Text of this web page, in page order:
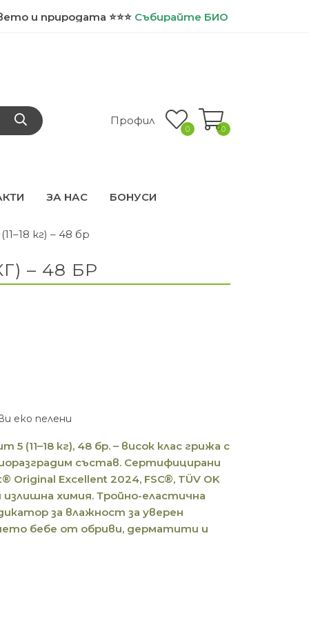
⭐⭐⭐Събирайте БИО точки и ползвайте
Профил
0 0
ЗА НАС БОНУСИ
кг) – 48 бр
– 48 БР
еко пелени
(11–18 кг), 48 бр. – висок клас грижа с
състав. Сертифицирани
Original Excellent 2024, FSC®, TÜV OK
излишна химия. Тройно-еластична
за влажност за уверен
бебе от обриви, дерматити и